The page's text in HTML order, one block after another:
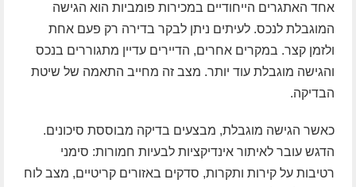
אחד האתגרים הייחודיים במכירות פומביות הוא הגישה
המוגבלת לנכס. לעיתים ניתן לבקר בדירה רק פעם אחת
ולזמן קצר. במקרים אחרים, הדיירים עדיין מתגוררים בנכס
והגישה מוגבלת עוד יותר. מצב זה מחייב התאמה של שיטת
הבדיקה.
כאשר הגישה מוגבלת, מבצעים בדיקה מבוססת סיכונים.
הדגש עובר לאיתור אינדיקציות לבעיות חמורות: סימני
רטיבות על קירות ותקרות, סדקים באזורים קריטיים, מצב לוח